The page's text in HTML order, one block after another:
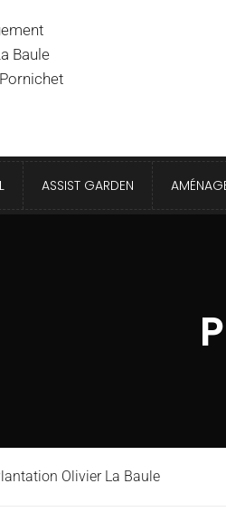
ASSIST GARDEN
Olivier La Baule